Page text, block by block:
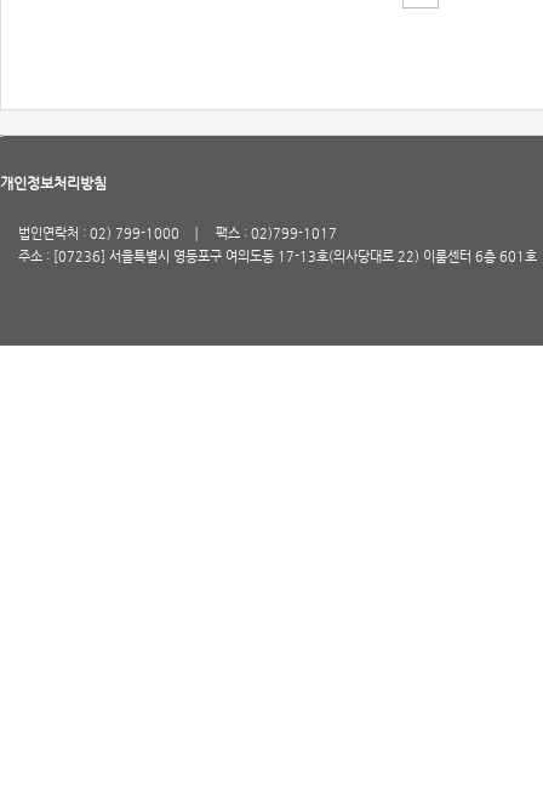
개인정보처리방침
법인연락처 : 02) 799-1000
팩스 : 02)799-1017
주소 : [07236] 서울특별시 영등포구 여의도동 17-13호(의사당대로 22) 이룸센터 6층 601호